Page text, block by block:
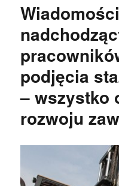
podjęcia
– wszystko
rozwoju